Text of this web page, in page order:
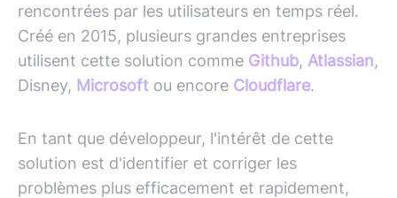
rencontrées par les utilisateurs en temps réel.
Créé en 2015, plusieurs grandes entreprises
utilisent cette solution comme Github, Atlassian,
Disney, Microsoft ou encore Cloudflare.
En tant que développeur, l'intérêt de cette
solution est d'identifier et corriger les
problèmes plus efficacement et rapidement,